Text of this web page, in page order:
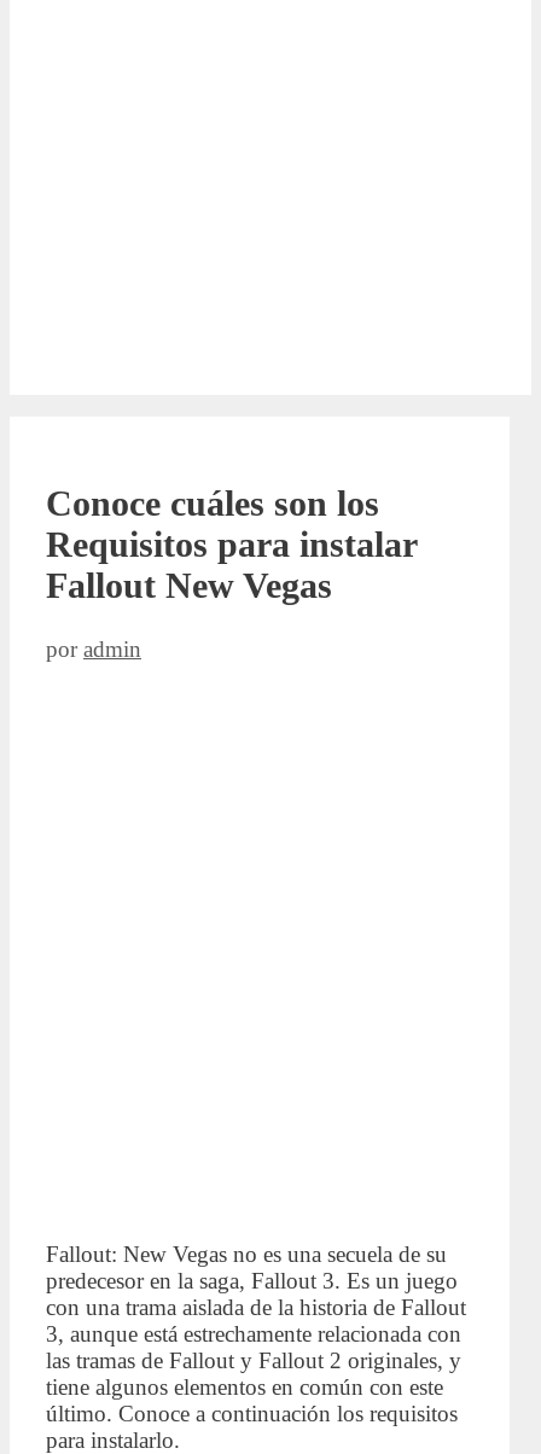
Conoce cuáles son los
Requisitos para instalar
Fallout New Vegas
poradmin
Fallout: New Vegas no es una secuela de su
predecesor en la saga, Fallout 3. Es un juego
con una trama aislada de la historia de Fallout
3, aunque está estrechamente relacionada con
las tramas de Fallout y Fallout 2 originales, y
tiene algunos elementos en común con este
último. Conoce a continuación los requisitos
para instalarlo.